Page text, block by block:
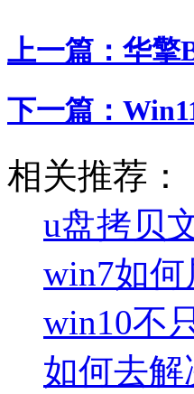
上一篇： 华擎
下一篇：
相关推荐：
u盘拷贝
win7如
win10不
如何去